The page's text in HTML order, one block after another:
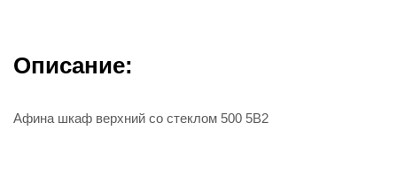
Описание:
Афина шкаф верхний со стеклом 500 5В2